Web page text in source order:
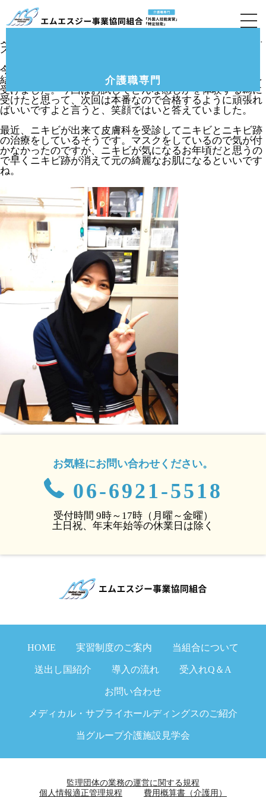
介護職専門
6月定期訪問(堺市のグループホーム)の様子です。
特定技能のエルサさんと面談を実施しました。在留カード
更新の為に必要な書類にサインをもらい、在留カードとパ
スポートと必要な書類等を預かりました。
今年の1月に受験した介護福祉士試験は不合格でしたが、
結果ハガキが届いてパート合格も無しということで報告を
受けました。今回はお試しでどんな感じかを体験する為に
受けたと思って、次回は本番なので合格するように頑張れ
ばいいですよと言うと、笑顔ではいと答えていました。
最近、ニキビが出来て皮膚科を受診してニキビとニキビ跡
の治療をしているそうです。マスクをしているので気が付
かなかったのですが、ニキビが気になるお年頃だと思うの
で早くニキビ跡が消えて元の綺麗なお肌になるといいです
ね。
お気軽にお問い合わせください。
06-6921-5518
受付時間 9時～17時（月曜～金曜）
土日祝、年末年始等の休業日は除く
HOME 実習制度のご案内 当組合について
送出し国紹介 導入の流れ 受入れQ＆A
お問い合わせ
メディカル・サプライホールディングスのご紹介
当グループ介護施設見学会
監理団体の業務の運営に関する規程
個人情報適正管理規程
費用概算書（介護用）